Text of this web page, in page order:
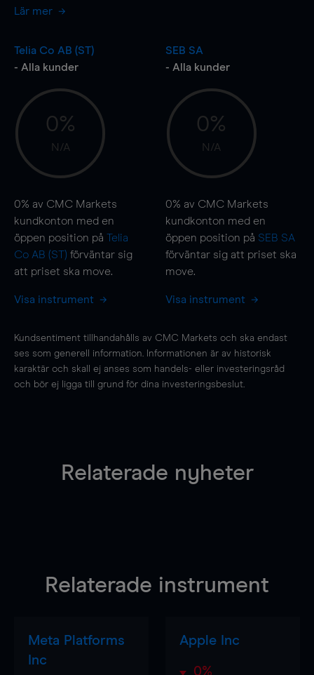
Lär mer
Telia Co AB (ST)
- Alla kunder
0%
N/A
0% av CMC Markets
kundkonton med en
öppen position på Telia
Co AB (ST) förväntar sig
att priset ska move.
Visa instrument
SEB SA
- Alla kunder
0%
N/A
0% av CMC Markets
kundkonton med en
öppen position på SEB SA
förväntar sig att priset ska
move.
Visa instrument
Kundsentiment tillhandahålls av CMC Markets och ska endast
ses som generell information. Informationen är av historisk
karaktär och skall ej anses som handels- eller investeringsråd
och bör ej ligga till grund för dina investeringsbeslut.
Relaterade nyheter
Relaterade instrument
Meta Platforms
Inc
Apple Inc
0%